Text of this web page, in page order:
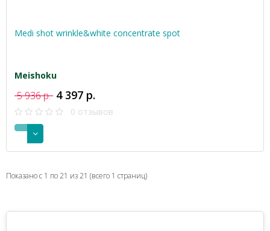
Medi shot wrinkle&white concentrate spot
Meishoku
5 936 р. 4 397 р.
0 отзывов
Показано с 1 по 21 из 21 (всего 1 страниц)